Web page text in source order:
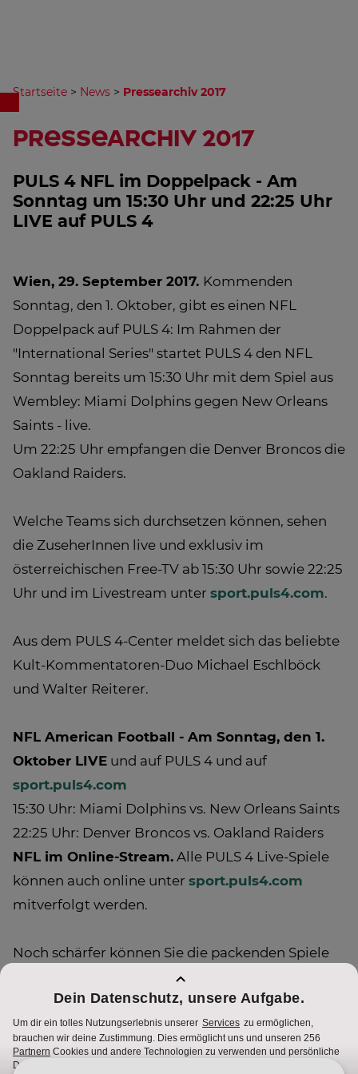
Startseite > News > Pressearchiv 2017
Pressearchiv 2017
PULS 4 NFL im Doppelpack - Am
Sonntag um 15:30 Uhr und 22:25 Uhr
LIVE auf PULS 4
Wien, 29. September 2017. Kommenden
Sonntag, den 1. Oktober, gibt es einen NFL
Doppelpack auf PULS 4: Im Rahmen der
"International Series" startet PULS 4 den NFL
Sonntag bereits um 15:30 Uhr mit dem Spiel aus
Wembley: Miami Dolphins gegen New Orleans
Saints - live.
Um 22:25 Uhr empfangen die Denver Broncos die
Oakland Raiders.
Welche Teams sich durchsetzen können, sehen
die ZuseherInnen live und exklusiv im
österreichischen Free-TV ab 15:30 Uhr sowie 22:25
Uhr und im Livestream unter sport.puls4.com.
Aus dem PULS 4-Center meldet sich das beliebte
Kult-Kommentatoren-Duo Michael Eschlböck
und Walter Reiterer.
NFL American Football - Am Sonntag, den 1.
Oktober LIVE und auf PULS 4 und auf
sport.puls4.com
15:30 Uhr: Miami Dolphins vs. New Orleans Saints
22:25 Uhr: Denver Broncos vs. Oakland Raiders
NFL im Online-Stream. Alle PULS 4 Live-Spiele
können auch online unter sport.puls4.com
mitverfolgt werden.
Noch schärfer können Sie die packenden Spiele
der NFL mit PULS 4 HD genießen. Alle Infos zum
Empfang finden Sie aufsport.puls4.com